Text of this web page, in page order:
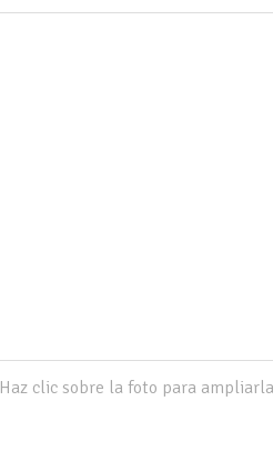
Haz clic sobre la foto para ampliarla